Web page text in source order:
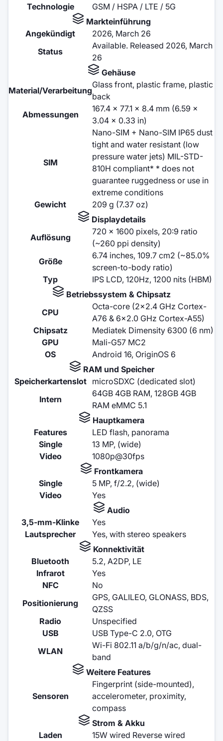
Technologie
GSM / HSPA / LTE / 5G
Markteinführung
Angekündigt
2026, March 26
Status
Available. Released 2026, March
26
Gehäuse
Material/Verarbeitung
Glass front, plastic frame, plastic
back
Abmessungen
167.4 x 77.1 x 8.4 mm (6.59 x
3.04 x 0.33 in)
SIM
Nano-SIM + Nano-SIM IP65 dust
tight and water resistant (low
pressure water jets) MIL-STD-
810H compliant* * does not
guarantee ruggedness or use in
extreme conditions
Gewicht
209 g (7.37 oz)
Displaydetails
Auflösung
720 x 1600 pixels, 20:9 ratio
(~260 ppi density)
Größe
6.74 inches, 109.7 cm2 (~85.0%
screen-to-body ratio)
Typ
IPS LCD, 120Hz, 1200 nits (HBM)
Betriebssystem & Chipsatz
CPU
Octa-core (2x2.4 GHz Cortex-
A76 & 6x2.0 GHz Cortex-A55)
Chipsatz
Mediatek Dimensity 6300 (6 nm)
GPU
Mali-G57 MC2
OS
Android 16, OriginOS 6
RAM und Speicher
Speicherkartenslot
microSDXC (dedicated slot)
Intern
64GB 4GB RAM, 128GB 4GB
RAM eMMC 5.1
Hauptkamera
Features
LED flash, panorama
Single
13 MP, (wide)
Video
1080p@30fps
Frontkamera
Single
5 MP, f/2.2, (wide)
Video
Yes
Audio
3,5-mm-Klinke
Yes
Lautsprecher
Yes, with stereo speakers
Konnektivität
Bluetooth
5.2, A2DP, LE
Infrarot
Yes
NFC
No
Positionierung
GPS, GALILEO, GLONASS, BDS,
QZSS
Radio
Unspecified
USB
USB Type-C 2.0, OTG
WLAN
Wi-Fi 802.11 a/b/g/n/ac, dual-
band
Weitere Features
Sensoren
Fingerprint (side-mounted),
accelerometer, proximity,
compass
Strom & Akku
Laden
15W wired Reverse wired